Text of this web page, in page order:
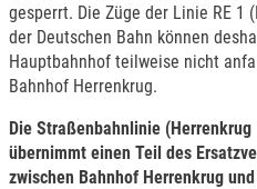
gesperrt. Die Züge der Linie RE 1
der Deutschen Bahn können
Hauptbahnhof teilweise nicht
Bahnhof Herrenkrug.
Die Straßenbahnlinie
übernimmt einen Teil des
zwischen Bahnhof Herrenkrug